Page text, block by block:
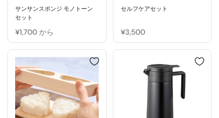
サンサンスポンジ モノトーン
セット
¥1,700 から
セルフケアセット
¥3,500